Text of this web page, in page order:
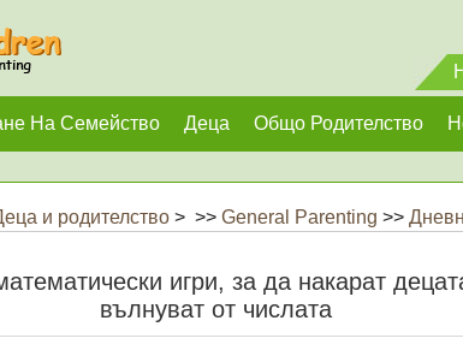
На Семейство Деца Общо Родителство
и родителство > >> General Parenting >>
игри, за да накарат
вълнуват от числата